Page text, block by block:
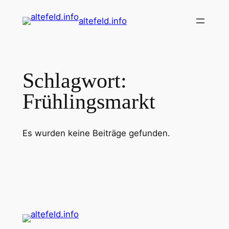
Inhalt
altefeld.info
Schlagwort:
Frühlingsmarkt
Es wurden keine Beiträge gefunden.